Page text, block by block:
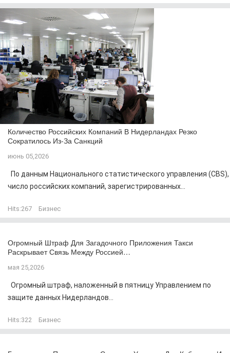
Количество Российских Компаний В Нидерландах Резко
Сократилось Из-За Санкций
июнь 05,2026
По данным Национального статистического управления (CBS),
число российских компаний, зарегистрированных...
Hits:267 Бизнес
Огромный Штраф Для Загадочного Приложения Такси
Раскрывает Связь Между Россией…
мая 25,2026
Огромный штраф, наложенный в пятницу Управлением по
защите данных Нидерландов...
Hits:322 Бизнес